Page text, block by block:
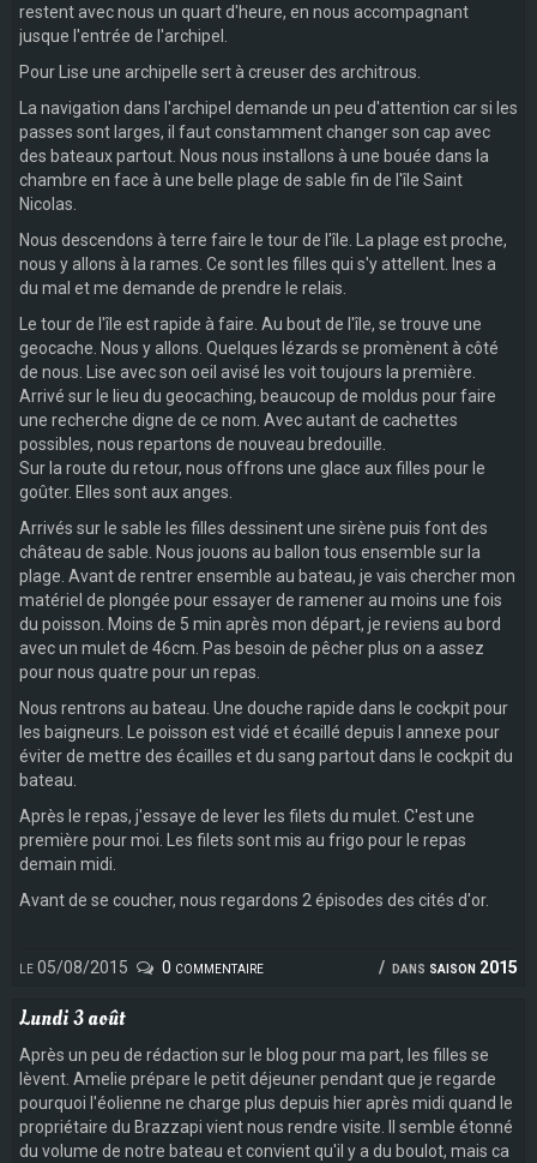
le 05/08/2015 dans saison 2015
0 commentaire
restent avec nous un quart d'heure, en nous accompagnant
jusque l'entrée de l'archipel.
Pour Lise une archipelle sert à creuser des architrous.
La navigation dans l'archipel demande un peu d'attention car si les
passes sont larges, il faut constamment changer son cap avec
des bateaux partout. Nous nous installons à une bouée dans la
chambre en face à une belle plage de sable fin de l'île Saint
Nicolas.
Nous descendons à terre faire le tour de l'île. La plage est proche,
nous y allons à la rames. Ce sont les filles qui s'y attellent. Ines a
du mal et me demande de prendre le relais.
Le tour de l'île est rapide à faire. Au bout de l'île, se trouve une
geocache. Nous y allons. Quelques lézards se promènent à côté
de nous. Lise avec son oeil avisé les voit toujours la première.
Arrivé sur le lieu du geocaching, beaucoup de moldus pour faire
une recherche digne de ce nom. Avec autant de cachettes
possibles, nous repartons de nouveau bredouille.
Sur la route du retour, nous offrons une glace aux filles pour le
goûter. Elles sont aux anges.
Arrivés sur le sable les filles dessinent une sirène puis font des
château de sable. Nous jouons au ballon tous ensemble sur la
plage. Avant de rentrer ensemble au bateau, je vais chercher mon
matériel de plongée pour essayer de ramener au moins une fois
du poisson. Moins de 5 min après mon départ, je reviens au bord
avec un mulet de 46cm. Pas besoin de pêcher plus on a assez
pour nous quatre pour un repas.
Nous rentrons au bateau. Une douche rapide dans le cockpit pour
les baigneurs. Le poisson est vidé et écaillé depuis l annexe pour
éviter de mettre des écailles et du sang partout dans le cockpit du
bateau.
Après le repas, j'essaye de lever les filets du mulet. C'est une
première pour moi. Les filets sont mis au frigo pour le repas
demain midi.
Avant de se coucher, nous regardons 2 épisodes des cités d'or.
Lundi 3 août
Après un peu de rédaction sur le blog pour ma part, les filles se
lèvent. Amelie prépare le petit déjeuner pendant que je regarde
pourquoi l'éolienne ne charge plus depuis hier après midi quand le
propriétaire du Brazzapi vient nous rendre visite. Il semble étonné
du volume de notre bateau et convient qu'il y a du boulot, mais ca